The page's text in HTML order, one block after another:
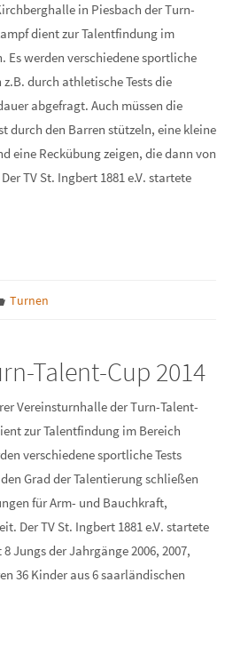
in Piesbach der Turn-
dient zur Talentfindung im
Es werden verschiedene sportliche
durch athletische Tests die
abgefragt. Auch müssen die
durch den Barren stützeln, eine kleine
eine Reckübung zeigen, die dann von
TV St. Ingbert 1881 e.V. startete
Turnen
Talent-Cup 2014
Vereinsturnhalle der Turn-Talent-
zur Talentfindung im Bereich
verschiedene sportliche Tests
Grad der Talentierung schließen
für Arm- und Bauchkraft,
Der TV St. Ingbert 1881 e.V. startete
Jungs der Jahrgänge 2006, 2007,
36 Kinder aus 6 saarländischen